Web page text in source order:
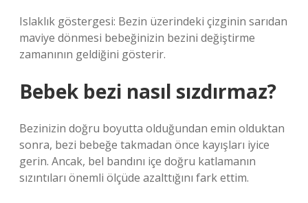
Islaklık göstergesi: Bezin üzerindeki çizginin sarıdan
maviye dönmesi bebeğinizin bezini değiştirme
zamanının geldiğini gösterir.
Bebek bezi nasıl sızdırmaz?
Bezinizin doğru boyutta olduğundan emin olduktan
sonra, bezi bebeğe takmadan önce kayışları iyice
gerin. Ancak, bel bandını içe doğru katlamanın
sızıntıları önemli ölçüde azalttığını fark ettim.